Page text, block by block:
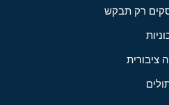
רק תבקש
ציבורית